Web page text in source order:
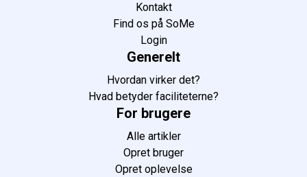
Kontakt
Find os på SoMe
Login
Generelt
Hvordan virker det?
Hvad betyder faciliteterne?
For brugere
Alle artikler
Opret bruger
Opret oplevelse